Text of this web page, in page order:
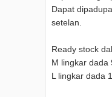
Dapat
setelan.
Ready stock
M lingkar dada
L lingkar dada